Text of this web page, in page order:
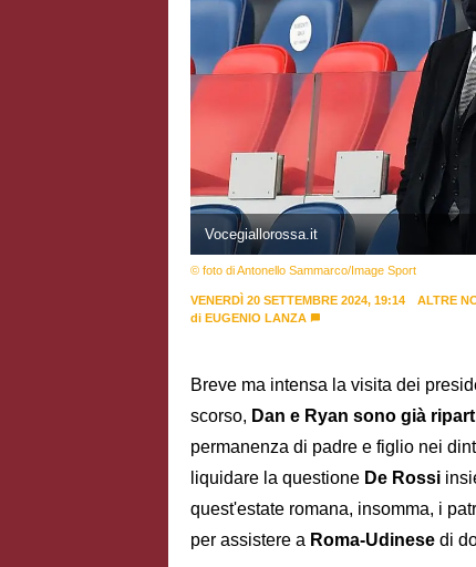
Vocegiallorossa.it
© foto di Antonello Sammarco/Image Sport
VENERDÌ 20 SETTEMBRE 2024, 19:14
ALTRE
di EUGENIO LANZA
Breve ma intensa la visita dei
scorso, Dan e Ryan sono già
permanenza di padre e figlio nei
liquidare la questione De Rossi
quest'estate romana, insomma, i
per assistere a Roma-Udinese di